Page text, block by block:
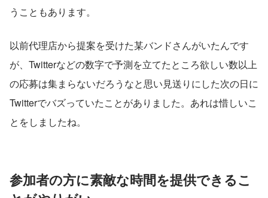
うこともあります。
以前代理店から提案を受けた某バンドさんがいたんです
が、Twitterなどの数字で予測を立てたところ欲しい数以上
の応募は集まらないだろうなと思い見送りにした次の日に
Twitterでバズっていたことがありました。あれは惜しいこ
とをしましたね。
参加者の方に素敵な時間を提供できるこ